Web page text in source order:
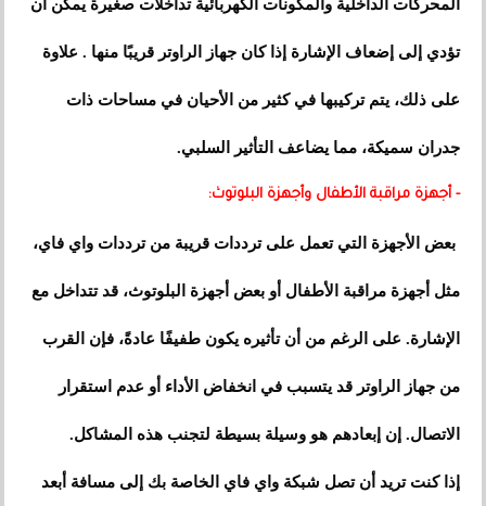
المحركات الداخلية والمكونات الكهربائية تداخلات صغيرة يمكن أن
تؤدي إلى إضعاف الإشارة إذا كان جهاز الراوتر قريبًا منها . علاوة
على ذلك، يتم تركيبها في كثير من الأحيان في مساحات ذات
جدران سميكة، مما يضاعف التأثير السلبي.
- أجهزة مراقبة الأطفال وأجهزة البلوتوث:
بعض الأجهزة التي تعمل على ترددات قريبة من ترددات واي فاي،
مثل أجهزة مراقبة الأطفال أو بعض أجهزة البلوتوث، قد تتداخل مع
الإشارة. على الرغم من أن تأثيره يكون طفيفًا عادةً، فإن القرب
من جهاز الراوتر قد يتسبب في انخفاض الأداء أو عدم استقرار
الاتصال. إن إبعادهم هو وسيلة بسيطة لتجنب هذه المشاكل.
إذا كنت تريد أن تصل شبكة واي فاي الخاصة بك إلى مسافة أبعد